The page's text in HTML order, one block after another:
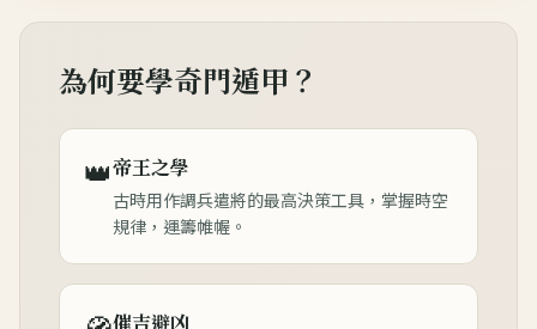
為何要學奇門遁甲？
👑帝王之學
古時用作調兵遣將的最高決策工具，掌握時空
規律，運籌帷幄。
催吉避凶